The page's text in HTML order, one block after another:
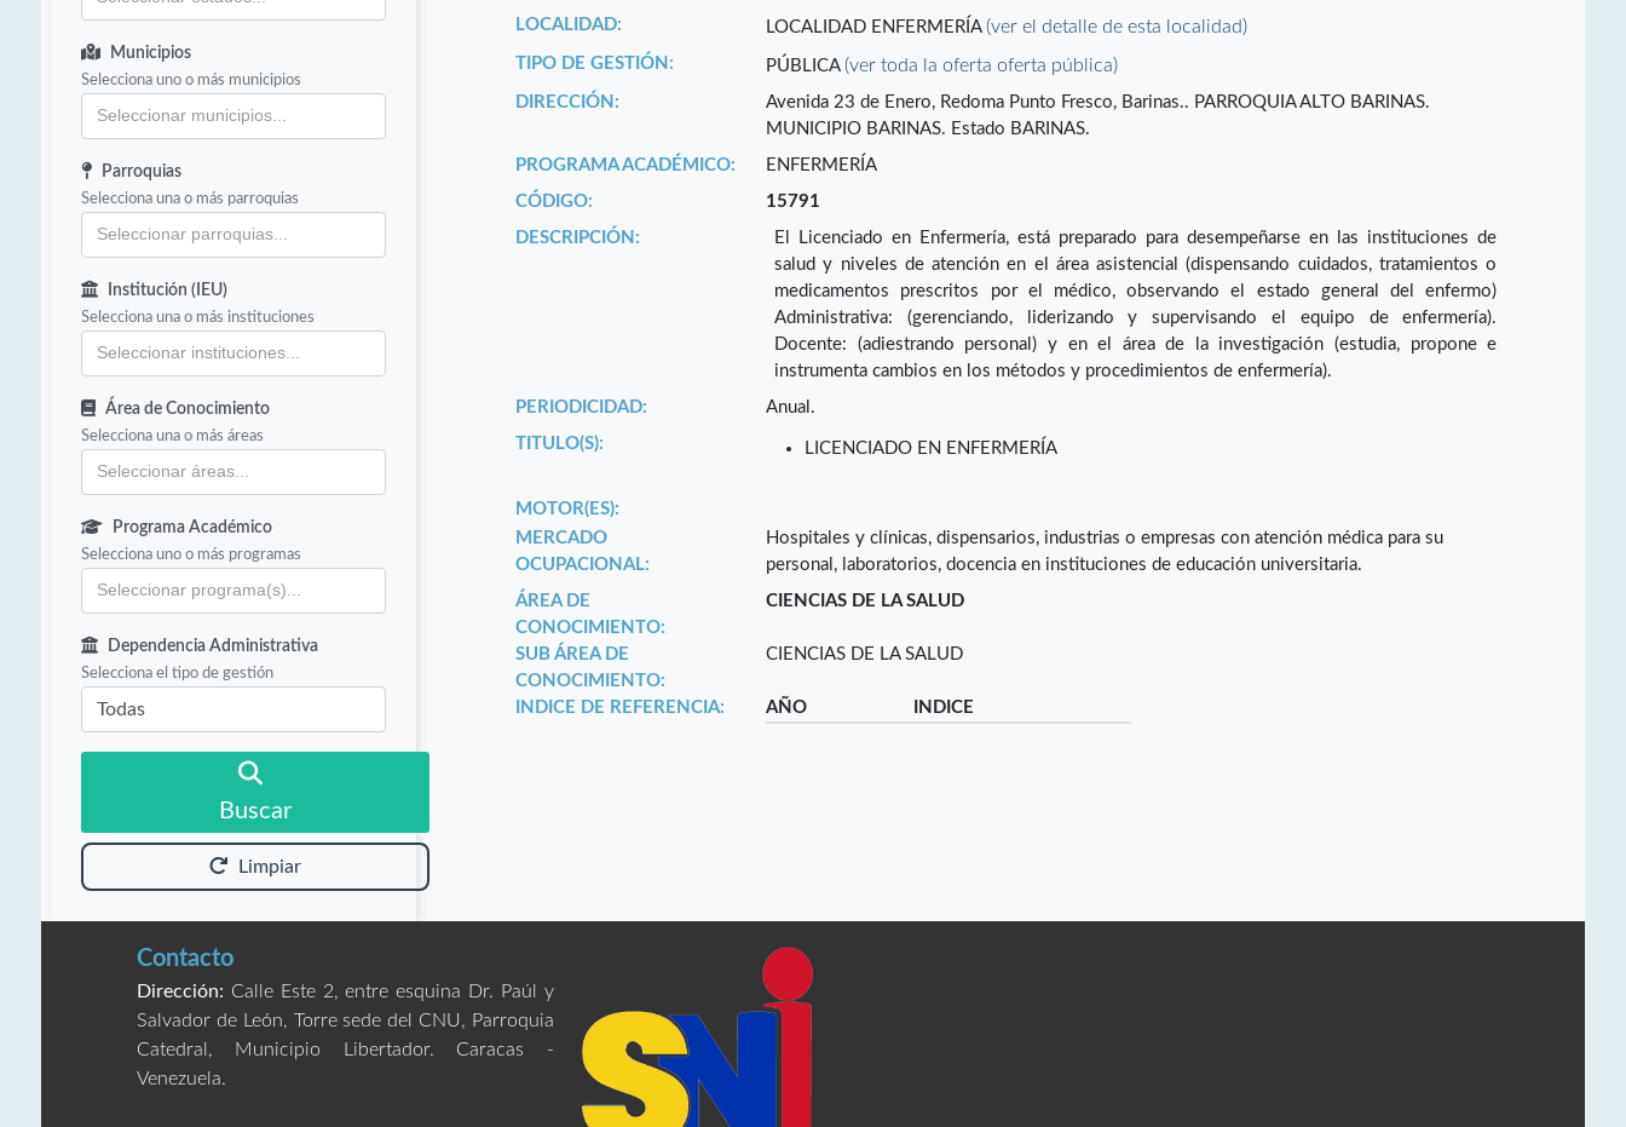
Municipios
Selecciona uno o más municipios
Parroquias
Selecciona una o más parroquias
Institución (IEU)
Selecciona una o más instituciones
Área de Conocimiento
Selecciona una o más áreas
Programa Académico
Selecciona uno o más programas
Dependencia Administrativa
Selecciona el tipo de gestión
Buscar
Limpiar
LOCALIDAD:
LOCALIDAD ENFERMERÍA(ver el detalle de esta localidad)
TIPO DE GESTIÓN: PÚBLICA(ver toda la oferta oferta pública)
DIRECCIÓN:
Avenida 23 de Enero, Redoma Punto Fresco, Barinas.. PARROQUIA ALTO BARINAS.
MUNICIPIO BARINAS. Estado BARINAS.
PROGRAMA ACADÉMICO:
ENFERMERÍA
CÓDIGO:
15791
DESCRIPCIÓN:
El Licenciado en Enfermería, está preparado para desempeñarse en las instituciones de
salud y niveles de atención en el área asistencial (dispensando cuidados, tratamientos o
medicamentos prescritos por el médico, observando el estado general del enfermo)
Administrativa: (gerenciando, liderizando y supervisando el equipo de enfermería).
Docente: (adiestrando personal) y en el área de la investigación (estudia, propone e
instrumenta cambios en los métodos y procedimientos de enfermería).
PERIODICIDAD:
Anual.
TITULO(S):
LICENCIADO EN ENFERMERÍA
MOTOR(ES):
MERCADO
OCUPACIONAL:
Hospitales y clínicas, dispensarios, industrias o empresas con atención médica para su
personal, laboratorios, docencia en instituciones de educación universitaria.
ÁREA DE
CONOCIMIENTO:
CIENCIAS DE LA SALUD
SUB ÁREA DE
CONOCIMIENTO:
CIENCIAS DE LA SALUD
INDICE DE REFERENCIA: AÑO INDICE
Contacto
Dirección: Calle Este 2, entre esquina Dr. Paúl y
Salvador de León, Torre sede del CNU, Parroquia
Catedral, Municipio Libertador. Caracas -
Venezuela.